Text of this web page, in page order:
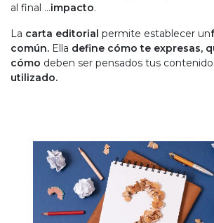
al final …impacto.
La carta editorial permite establecer un
común. Ella define cómo te expresas,
cómo deben ser pensados tus
utilizado.